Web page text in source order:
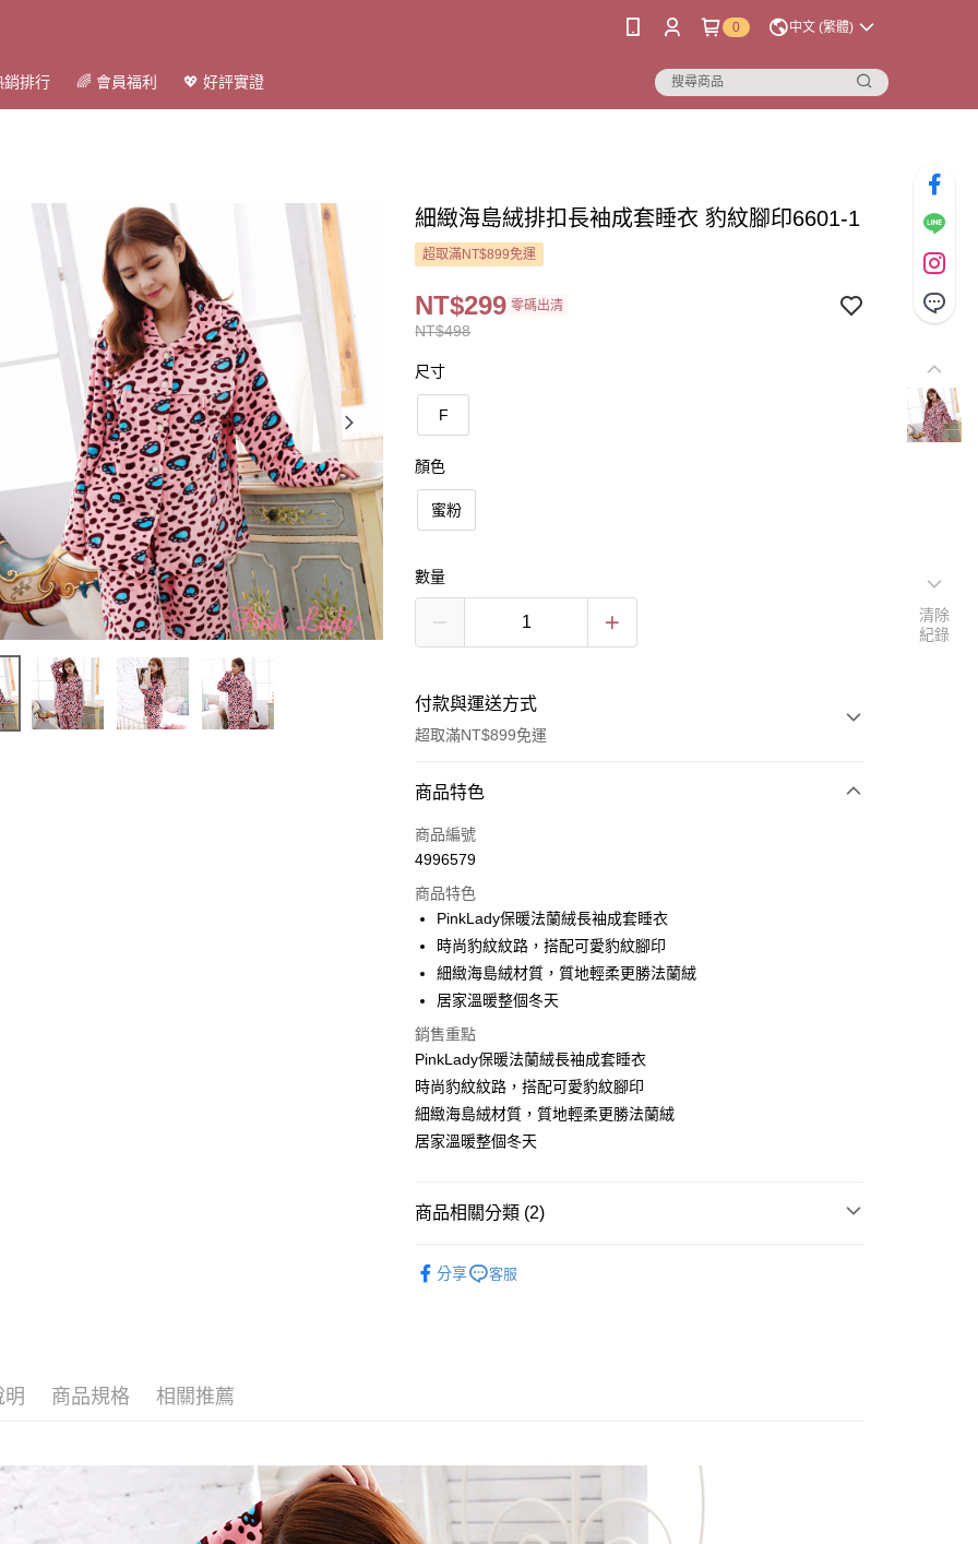
0 中文 (繁體)
銷排行 🌈 會員福利 💖 好評實證
細緻海島絨排扣長袖成套睡衣 豹紋腳印6601-1
超取滿NT$899免運
NT$498
NT$299 零碼出清
尺寸
F
顏色
蜜粉
數量
付款與運送方式
超取滿NT$899免運
付款方式
信用卡一次付款
LINE Pay
Apple Pay
街口支付
悠遊付
AFTEE先享後付
相關說明
【關於「AFTEE先享後付」】
AFTEE先享後付是「在收到商品之後才付款」的支付方式。 讓您購物簡單
３．安心：先確認商品／服務後，再付款。
１．於結帳方式選擇「AFTEE先享後付」後，將跳轉至「AFTEE先享後
付客戶支援中心」https://netprotections.freshdesk.com/support/home
１．透過由恩沛科技股份有限公司提供之「AFTEE先享後付」服務完成之
ATM付款
運送方式
每筆NT$80，滿NT$899(含以上)免運費
每筆NT$80，滿NT$899(含以上)免運費
黑貓宅急便
商品特色
商品編號
4996579
商品特色
PinkLady保暖法蘭絨長袖成套睡衣
時尚豹紋紋路，搭配可愛豹紋腳印
細緻海島絨材質，質地輕柔更勝法蘭絨
居家溫暖整個冬天
銷售重點
PinkLady保暖法蘭絨長袖成套睡衣
時尚豹紋紋路，搭配可愛豹紋腳印
細緻海島絨材質，質地輕柔更勝法蘭絨
居家溫暖整個冬天
商品相關分類 (2)
分享 客服
明 商品規格 相關推薦
清除
紀錄